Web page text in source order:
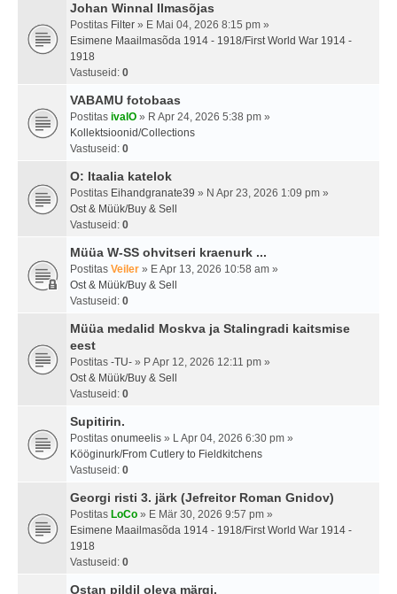
Johan Winnal Ilmasõjas
Postitas Filter » E Mai 04, 2026 8:15 pm »
Esimene Maailmasõda 1914 - 1918/First World War 1914 -
1918
Vastuseid: 0
VABAMU fotobaas
Postitas ivalO » R Apr 24, 2026 5:38 pm »
Kollektsioonid/Collections
Vastuseid: 0
O: Itaalia katelok
Postitas Eihandgranate39 » N Apr 23, 2026 1:09 pm »
Ost & Müük/Buy & Sell
Vastuseid: 0
Müüa W-SS ohvitseri kraenurk ...
Postitas Veiler » E Apr 13, 2026 10:58 am »
Ost & Müük/Buy & Sell
Vastuseid: 0
Müüa medalid Moskva ja Stalingradi kaitsmise
eest
Postitas -TU- » P Apr 12, 2026 12:11 pm »
Ost & Müük/Buy & Sell
Vastuseid: 0
Supitirin.
Postitas onumeelis » L Apr 04, 2026 6:30 pm »
Kööginurk/From Cutlery to Fieldkitchens
Vastuseid: 0
Georgi risti 3. järk (Jefreitor Roman Gnidov)
Postitas LoCo » E Mär 30, 2026 9:57 pm »
Esimene Maailmasõda 1914 - 1918/First World War 1914 -
1918
Vastuseid: 0
Ostan pildil oleva märgi.